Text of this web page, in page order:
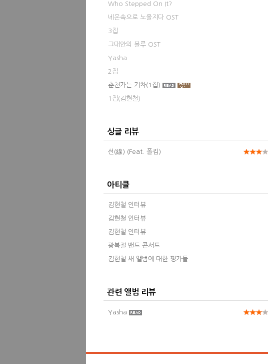
Who Stepped On It?
네온속으로 노을지다 OST
3집
그대안의 블루 OST
Yasha
2집
춘천가는 기차(1집)
1집(김현철)
싱글 리뷰
선(線) (Feat. 폴킴)
아티클
김현철 인터뷰
김현철 인터뷰
김현철 인터뷰
광복절 밴드 콘서트
김현철 새 앨범에 대한 평가들
관련 앨범 리뷰
Yasha